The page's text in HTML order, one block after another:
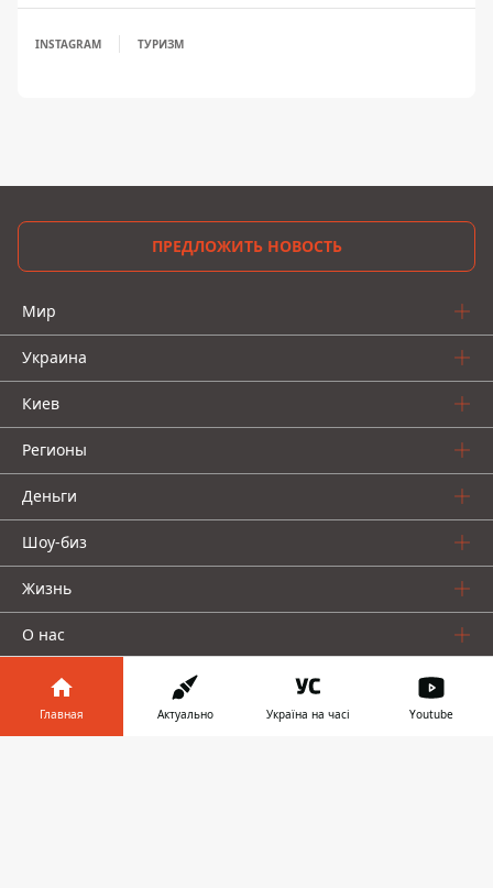
INSTAGRAM ТУРИЗМ
ПРЕДЛОЖИТЬ НОВОСТЬ
Мир
Украина
Киев
Регионы
Деньги
Шоу-биз
Жизнь
О нас
Главная Актуально Україна на часі Youtube